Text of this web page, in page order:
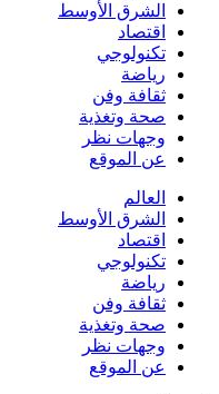
الشرق الأوسط
اقتصاد
تكنولوجي
رياضة
ثقافة وفن
صحة وتغذية
وجهات نظر
عن الموقع
العالم
الشرق الأوسط
اقتصاد
تكنولوجي
رياضة
ثقافة وفن
صحة وتغذية
وجهات نظر
عن الموقع